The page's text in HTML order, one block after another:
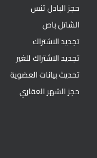
حجز البادل تنس
الشاتل باص
تجديد الاشتراك
تجديد الاشتراك للغير
تحديث بيانات العضوية
حجز الشهر العقاري